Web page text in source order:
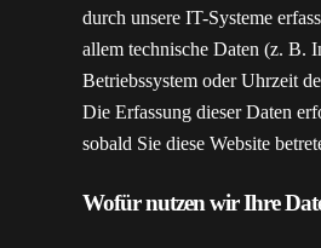
durch unsere IT-Systeme
allem technische Daten (z. B.
Betriebssystem oder Uhrzeit
Die Erfassung dieser Daten
sobald Sie diese Website
Wofür nutzen wir Ihre